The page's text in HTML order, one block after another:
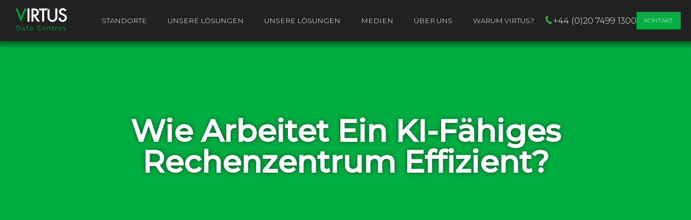
STANDORTE UNSERE LÖSUNGEN UNSERE LÖSUNGEN MEDIEN ÜBER UNS WARUM VIRTUS? +44 (0)20 7499 1300 KONTAKT
Wie Arbeitet Ein KI-Fähiges
Rechenzentrum Effizient?